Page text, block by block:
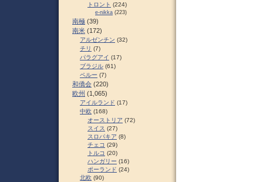
トロント (224)
e-nikka (223)
南極 (39)
南米 (172)
アルゼンチン (32)
チリ (7)
パラグアイ (17)
ブラジル (61)
ペルー (7)
和僑会 (220)
欧州 (1,065)
アイルランド (17)
中欧 (168)
オーストリア (72)
スイス (27)
スロパキア (8)
チェコ (29)
トルコ (20)
ハンガリー (16)
ポーランド (24)
北欧 (90)